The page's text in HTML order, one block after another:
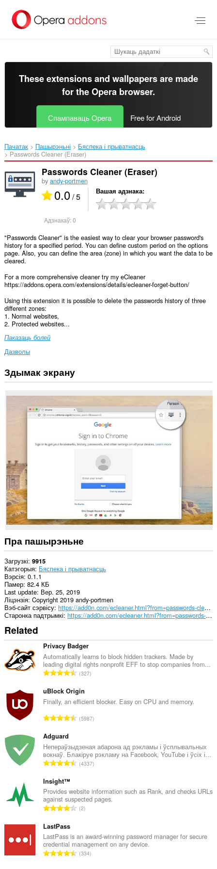
асноўнага
These extensions and wallpapers are made
for theOpera browser.
Спампаваць Opera Free for Android
Пачатак Пашырэньні
Бяспека і прыватнасць
Passwords Cleaner (Eraser)‎
Passwords Cleaner (Eraser)
by andy-portmen
0.0/ 5 Вашая адзнака
Адзнакаў:0
"Passwords Cleaner" is the easiest way to clear your browser password's
history for a specified period. You can define custom period on the options
page. Also, you can define the area (zone) in which you want the data to be
cleared.
For a more comprehensive cleaner try my eCleaner
https://addons.opera.com/extensions/details/ecleaner-forget-button/
Using this extension it is possible to delete the passwords history of three
different zones:
1. Normal websites,
2. Protected websites...
Паказаць болей
Дазволы
This
extension
clear
browsing
data.
Гэта
пашырэнне
можа
мець
доступ
да
вашых
і
прагляду.
Здымак экрану
Пра пашырэньне
Загрузкі 9915
Катэгорыя Бяспека і прыватнасць
Вэрсія 0.1.1
Памер 82.4 КБ
Last update Вер. 25, 2019
Ліцэнзія Copyright 2019 andy-portmen
Вэб-сайт сэрвісу
https://add0n.com/ecleaner.html?from=passwords-cleaner
Старонка падтрымкі
https://add0n.com/ecleaner.html?from=passwords-cleaner
Related
Privacy Badger
Automatically learns to block hidden trackers. Made by
leading digital rights nonprofit EFF to stop companies from...
А
з
н
к
:
327
uBlock Origin
Finally, an efficient blocker. Easy on CPU and memory.
А
н
а
к
:
5987
Adguard
Непераўзыдзеная абарона ад рэкламы і ўсплывальных
вокнаў. Блакіруе рэкламу на Facebook, YouTube і ўсіх і...
А
н
а
к
:
4337
Insight™
Provides website information such as Rank, and checks URLs
against suspected pages.
А
н
а
к
2
LastPass
LastPass is an award-winning password manager for secure
credential management on any device.
А334